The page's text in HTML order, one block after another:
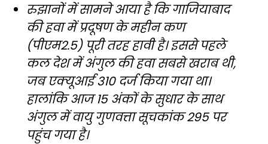
रुझानों में सामने आया है कि गाजियाबाद
की हवा में प्रदूषण के महीन कण
(पीएम2.5) पूरी तरह हावी है। इससे पहले
कल देश में अंगुल की हवा सबसे खराब थी,
जब एक्यूआई 310 दर्ज किया गया था।
हालांकि आज 15 अंकों के सुधार के साथ
अंगुल में वायु गुणवत्ता सूचकांक 295 पर
पहुंच गया है।